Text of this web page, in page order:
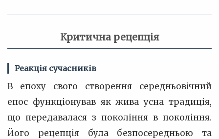
Критична рецепція
Реакція сучасників
В епоху свого створення середньовічний
епос функціонував як жива усна традиція,
що передавалася з покоління в покоління.
Його рецепція була безпосередньою та